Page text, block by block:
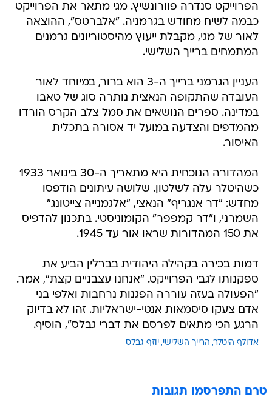
הפרוייקט סנדרה פוורונשיץ. מגי מתאר את הפרוייקט
כבמה לשיח מחודש בגרמניה. "אלברטס", ההוצאה
לאור של מגי, מקבלת ייעוץ מהיסטוריונים גרמנים
המתמחים ברייך השלישי.
העניין הגרמני ברייך ה-3 הוא ברור, במיוחד לאור
העובדה שהתקופה הנאצית נותרה סוג של טאבו
במדינה. ספרים הנושאים את סמל צלב הקרס הורדו
מהמדפים והצדעה במועל יד אסורה בתכלית
האיסור.
המהדורה הנוכחית היא מתאריך ה-30 בינואר 1933
כשהיטלר עלה לשלטון. שלושה עיתונים הודפסו
מחדש: "דר אנגריף" הנאצי, "אלגמנייה צייטונג"
השמרני, ו"דר קמפפר" הקומוניסטי. בתכנון להדפיס
את 150 המהדורות שראו אור עד 1945.
דמות בכירה בקהילה היהודית בברלין הביע את
ספקנותו לגבי הפרוייקט. "אנחנו עצבניים קצת", אמר.
"הפעולה בעזה עוררה הפגנות נרחבות ואלפי בני
אדם צעקו סיסמאות אנטי-ישראליות. זהו לא בדיוק
הרגע הכי מתאים לפרסם את דברי גבלס", הוסיף.
אדולף היטלר הרייך השלישי יוזף גבלס
טרם התפרסמו תגובות